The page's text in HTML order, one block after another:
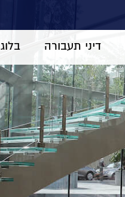
דיני תעבורה בלוג